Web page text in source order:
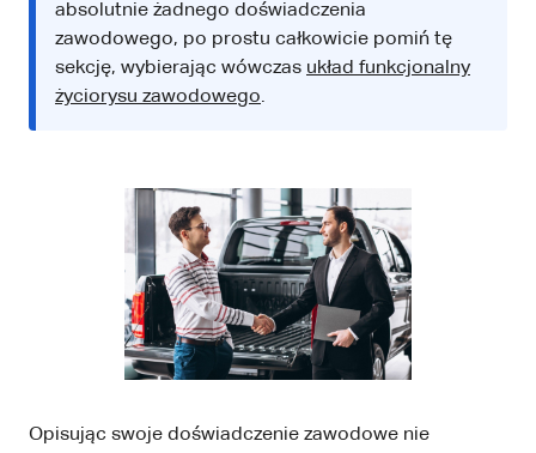
absolutnie żadnego doświadczenia
zawodowego, po prostu całkowicie pomiń tę
sekcję, wybierając wówczas układ funkcjonalny
życiorysu zawodowego.
Opisując swoje doświadczenie zawodowe nie